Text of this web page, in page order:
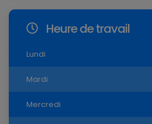
Heure de travail
Lundi
Mardi
Mercredi